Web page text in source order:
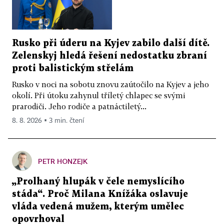
Rusko při úderu na Kyjev zabilo další dítě.
Zelenskyj hledá řešení nedostatku zbraní
proti balistickým střelám
Rusko v noci na sobotu znovu zaútočilo na Kyjev a jeho
okolí. Při útoku zahynul tříletý chlapec se svými
prarodiči. Jeho rodiče a patnáctiletý...
8. 8. 2026 ▪ 3 min. čtení
PETR HONZEJK
„Prolhaný hlupák v čele nemyslícího
stáda“. Proč Milana Knížáka oslavuje
vláda vedená mužem, kterým umělec
opovrhoval